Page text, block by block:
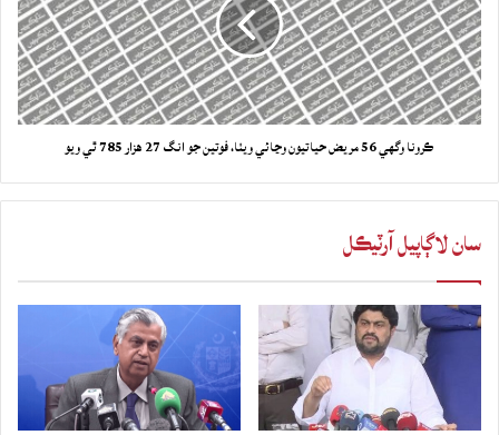
ڪرونا وگهي 56 مريض حياتيون وڃائي ويٺا، فوتين جو انگ 27 هزار 785 ٿي ويو
سان لاڳاپيل آرٽيڪل